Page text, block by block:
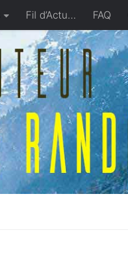
Fil d’Actu… FAQ